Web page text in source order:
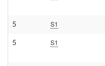
5 S1
5 S1